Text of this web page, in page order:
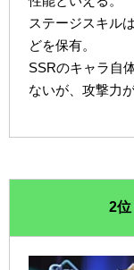
ステージスキルは
どを保有。
SSRのキャラ自
ないが、攻撃力
2位